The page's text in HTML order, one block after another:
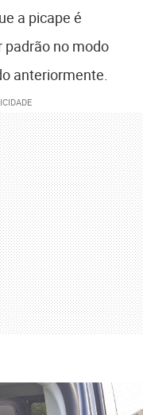
a picape é
padrão no modo
anteriormente.